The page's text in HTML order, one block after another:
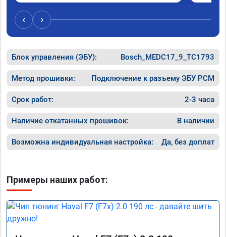
‹ ›
Блок управления (ЭБУ): Bosch_MEDC17_9_TC1793
Метод прошивки: Подключение к разъему ЭБУ PCM
Срок работ: 2-3 часа
Наличие откатанных прошивок: В наличии
Возможна индивидуальная настройка: Да, без доплат
Примеры наших работ: